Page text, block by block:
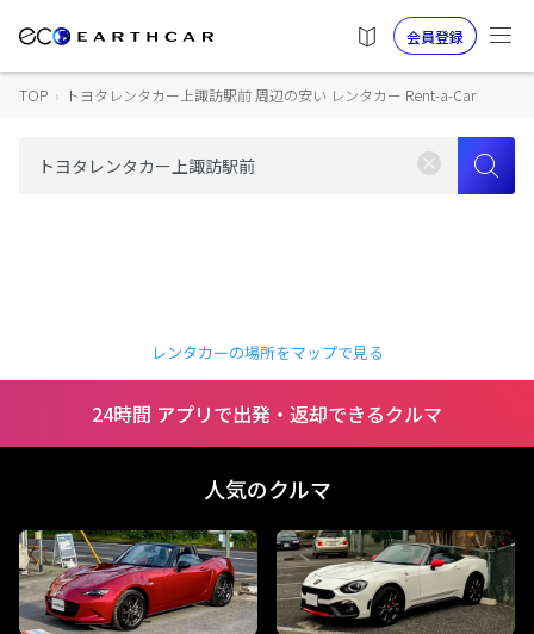
会員登録
TOP › トヨタレンタカー上諏訪駅前 周辺の安い レンタカー Rent-a-Car
レンタカーの場所をマップで見る
24時間 アプリで出発・返却できるクルマ
人気のクルマ